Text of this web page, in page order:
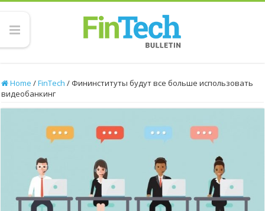
Home /FinTech / Фининституты будут все больше использовать
видеобанкинг